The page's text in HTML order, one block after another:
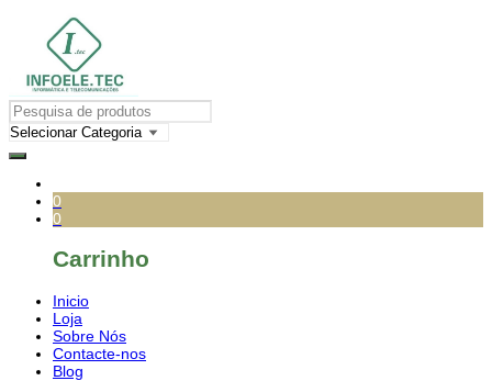
0
0
Carrinho
Inicio
Loja
Sobre Nós
Contacte-nos
Blog